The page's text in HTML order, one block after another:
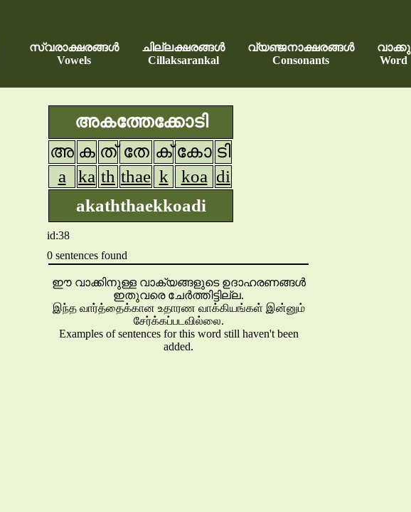
സ്വരാക്ഷരങ്ങൾ
Vowels
ചില്ലക്ഷരങ്ങൾ
Cillaksarankal
വ്യഞ്ജനാക്ഷരങ്ങൾ
Consonants
വാക്കു
Word
അകത്തേക്കോടി
അ ക ത് തേ ക് കോ ടി
a
ka th thae k koa di
akaththaekkoadi
id:38
0 sentences found
ഈ വാക്കിനുള്ള വാക്യങ്ങളുടെ ഉദാഹരണങ്ങൾ
ഇതുവരെ ചേർത്തിട്ടില്ല.
இந்த வார்த்தைக்கான உதாரண வாக்கியங்கள் இன்னும்
சேர்க்கப்படவில்லை.
Examples of sentences for this word still haven't been
added.